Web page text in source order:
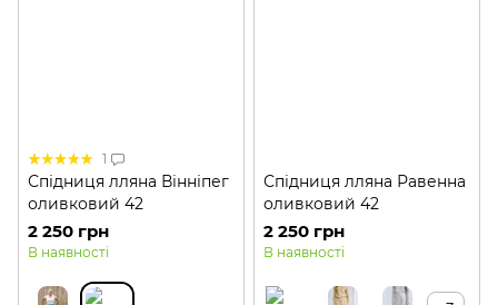
1
Спідниця лляна Вінніпег
оливковий 42
2 250 грн
В наявності
Спідниця лляна Равенна
оливковий 42
2 250 грн
В наявності